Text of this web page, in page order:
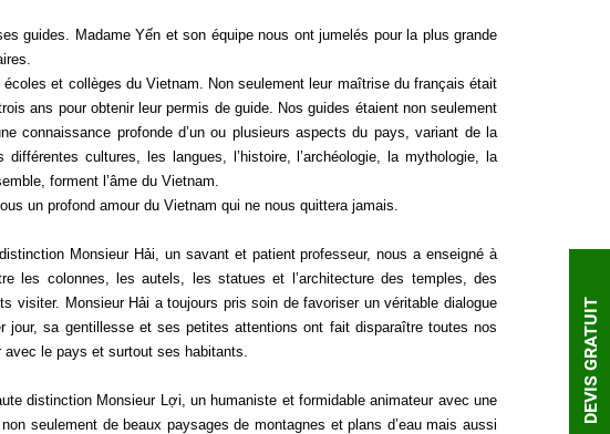
guides. Madame Yến et son équipe nous ont jumelés pour la plus grande
et collèges du Vietnam. Non seulement leur maîtrise du français était
ans pour obtenir leur permis de guide. Nos guides étaient non seulement
connaissance profonde d’un ou plusieurs aspects du pays, variant de la
cultures, les langues, l’histoire, l’archéologie, la mythologie, la
forment l’âme du Vietnam.
un profond amour du Vietnam qui ne nous quittera jamais.
Monsieur Hải, un savant et patient professeur, nous a enseigné à
les colonnes, les autels, les statues et l’architecture des temples, des
visiter. Monsieur Hải a toujours pris soin de favoriser un véritable dialogue
jour, sa gentillesse et ses petites attentions ont fait disparaître toutes nos
le pays et surtout ses habitants.
distinction Monsieur Lợi, un humaniste et formidable animateur avec une
seulement de beaux paysages de montagnes et plans d’eau mais aussi
DEVIS GRATUIT